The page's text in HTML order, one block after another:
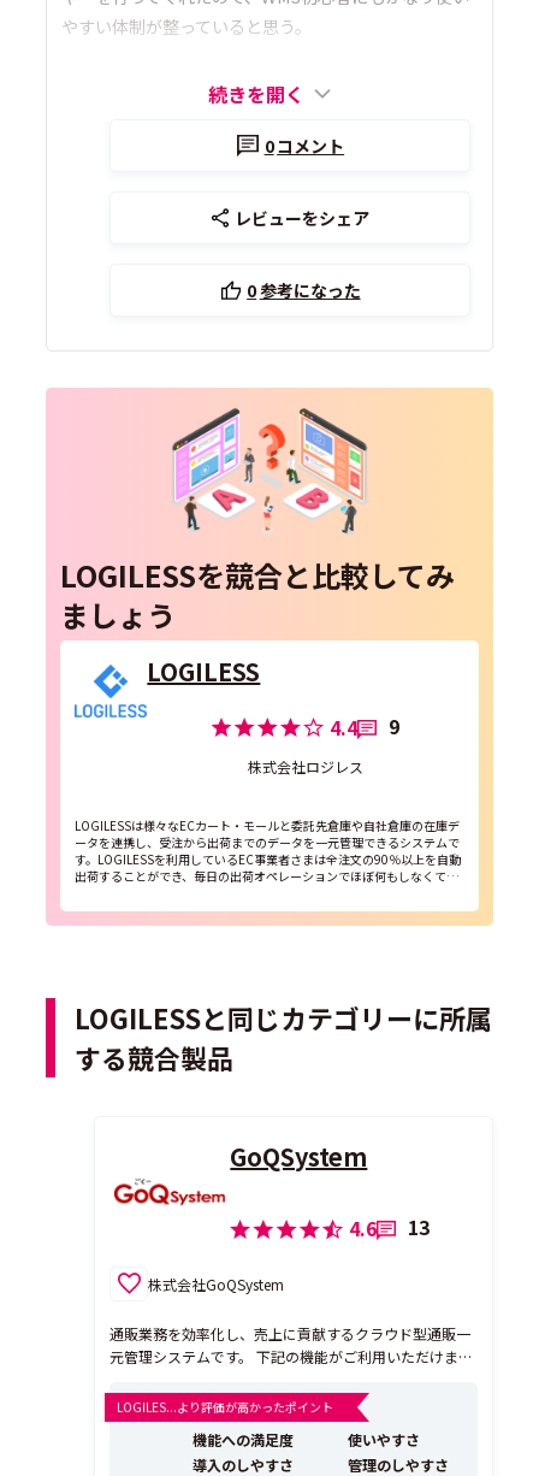
やすい体制が整っていると思う。
続きを開く
0コメント
レビューをシェア
0参考になった
LOGILESSを競合と比較してみ
ましょう
LOGILESS
4.4 9
株式会社ロジレス
LOGILESSは様々なECカート・モールと委託先倉庫や自社倉庫の在庫デ
ータを連携し、受注から出荷までのデータを一元管理できるシステムで
す。LOGILESSを利用しているEC事業者さまは全注文の90％以上を自動
出荷することができ、毎日の出荷オペレーションでほぼ何もしなくてい
LOGILESSと同じカテゴリーに所属
する競合製品
GoQSystem
4.6 13
株式会社GoQSystem
通販業務を効率化し、売上に貢献するクラウド型通販一
元管理システムです。 下記の機能がご利用いただけま
荷管理 また、下記4つの特徴があります。 ①月額定額制
受注件数がどれだけ増えても、月額定額でご利用いただ
けます！ 売上が伸びた...
LOGILES...より評価が高かったポイント
機能への満足度
使いやすさ
導入のしやすさ
管理のしやすさ